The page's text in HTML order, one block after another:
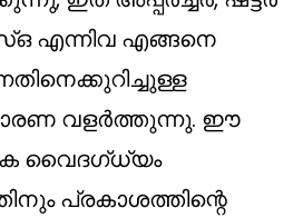
എന്നിവ എങ്ങനെ
വളർത്തുന്നു. ഈ
വൈദഗ്ധ്യം
പ്രകാശത്തിന്റെ